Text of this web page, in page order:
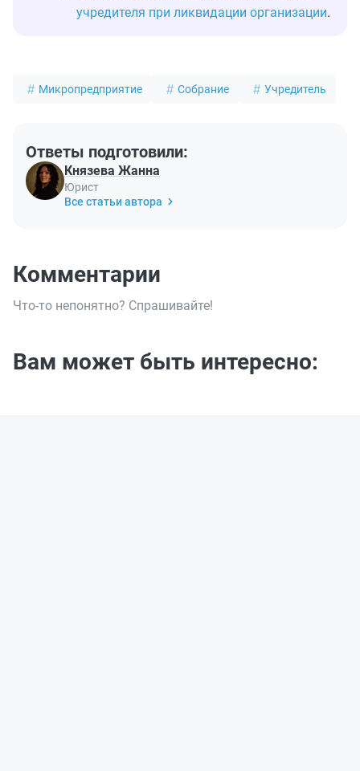
учредителя при ликвидации организации.
Микропредприятие Собрание Учредитель
Ответы подготовили:
Князева Жанна
Юрист
Все статьи автора
Комментарии
Что-то непонятно? Спрашивайте!
Вам может быть интересно: